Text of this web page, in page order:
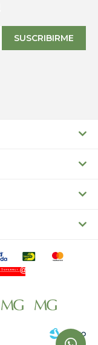
SUSCRIBIRME